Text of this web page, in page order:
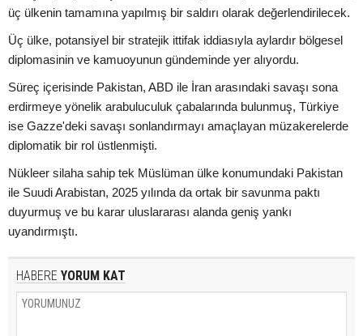
üç ülkenin tamamına yapılmış bir saldırı olarak değerlendirilecek.
Üç ülke, potansiyel bir stratejik ittifak iddiasıyla aylardır bölgesel
diplomasinin ve kamuoyunun gündeminde yer alıyordu.
Süreç içerisinde Pakistan, ABD ile İran arasındaki savaşı sona
erdirmeye yönelik arabuluculuk çabalarında bulunmuş, Türkiye
ise Gazze'deki savaşı sonlandırmayı amaçlayan müzakerelerde
diplomatik bir rol üstlenmişti.
Nükleer silaha sahip tek Müslüman ülke konumundaki Pakistan
ile Suudi Arabistan, 2025 yılında da ortak bir savunma paktı
duyurmuş ve bu karar uluslararası alanda geniş yankı
uyandırmıştı.
HABERE YORUM KAT